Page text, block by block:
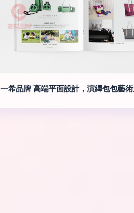
一希品牌 高端平面設計，演繹包包藝